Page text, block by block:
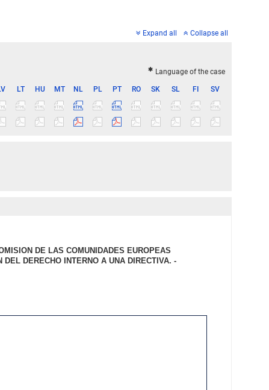
Expand all Collapse all
Language of the case
LT HU MT NL PL PT RO SK SL FI
SV
DE LAS COMUNIDADES EUROPEAS
DERECHO INTERNO A UNA DIRECTIVA. -